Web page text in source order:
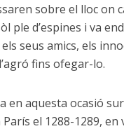
sobre el lloc on
ple d’espines i va
seus amics, els
fins ofegar-lo.
en aquesta ocasió
el 1288-1289, en